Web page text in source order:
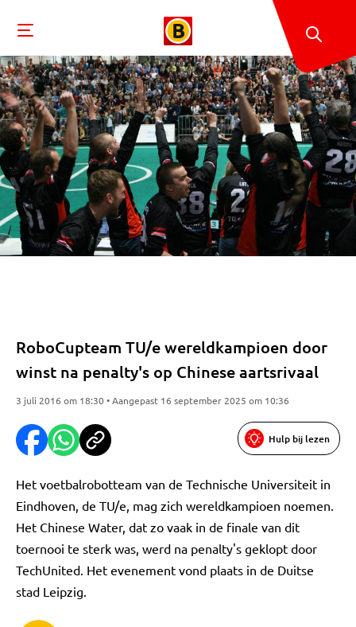
RoboCupteam TU/e wereldkampioen door
winst na penalty's op Chinese aartsrivaal
3 juli 2016 om 18:30 • Aangepast 16 september 2025 om 10:36
Hulp bij lezen
Het voetbalrobotteam van de Technische Universiteit in
Eindhoven, de TU/e, mag zich wereldkampioen noemen.
Het Chinese Water, dat zo vaak in de finale van dit
toernooi te sterk was, werd na penalty's geklopt door
TechUnited. Het evenement vond plaats in de Duitse
stad Leipzig.